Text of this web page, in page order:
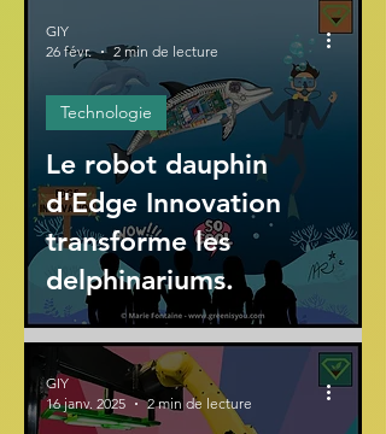
Le robot dauphin
d'Edge Innovation
transforme les
delphinariums.
Technologie
GIY
26 févr.
2 min de lecture
GIY
16 janv. 2025
2 min de lecture